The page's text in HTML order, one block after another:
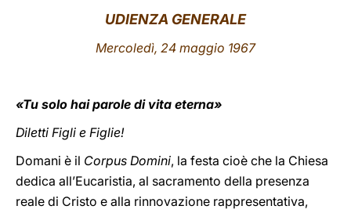
UDIENZA GENERALE
Mercoledì, 24 maggio 1967
«Tu solo hai parole di vita eterna»
Diletti Figli e Figlie!
Domani è il Corpus Domini, la festa cioè che la Chiesa
dedica all’Eucaristia, al sacramento della presenza
reale di Cristo e alla rinnovazione rappresentativa,